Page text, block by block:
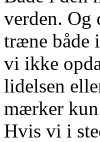
verden. Og
træne både
vi ikke
lidelsen
mærker
Hvis vi i